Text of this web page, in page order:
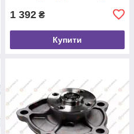
1 392 ₴
Купити